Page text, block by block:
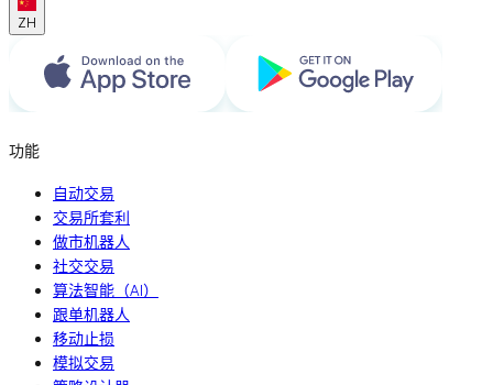
ZH
功能
自动交易
交易所套利
做市机器人
社交交易
算法智能（AI）
跟单机器人
移动止损
模拟交易